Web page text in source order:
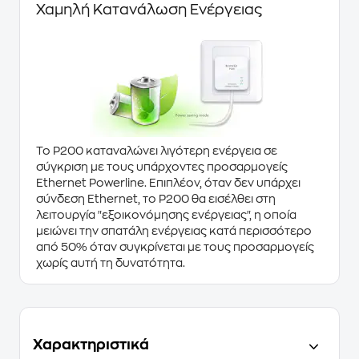
Χαμηλή Κατανάλωση Ενέργειας
Το P200 καταναλώνει λιγότερη ενέργεια σε
σύγκριση με τους υπάρχοντες προσαρμογείς
Ethernet Powerline. Επιπλέον, όταν δεν υπάρχει
σύνδεση Ethernet , το P200 θα εισέλθει στη
λειτουργία "εξοικονόμησης ενέργειας", η οποία
μειώνει την σπατάλη ενέργειας κατά περισσότερο
από 50% όταν συγκρίνεται με τους προσαρμογείς
χωρίς αυτή τη δυνατότητα.
Χαρακτηριστικά